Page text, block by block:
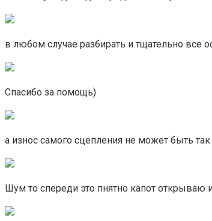
в любом случае разбирать и тщательно все
Спасибо за помощь)
а износ самого сцепления не может быть
Шум то спереди это пнятно капот